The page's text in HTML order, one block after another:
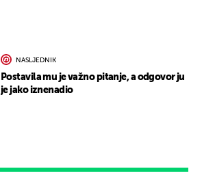
NASLJEDNIK
Postavila mu je važno pitanje, a odgovor ju
je jako iznenadio